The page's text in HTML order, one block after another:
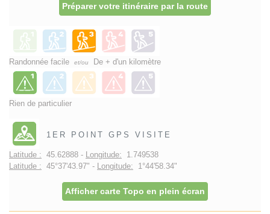
Préparer votre itinéraire par la route
Randonnée facile et/ou De + d'un kilomètre
Rien de particulier
1ER POINT GPS VISITE
Latitude : 45.62888 - Longitude: 1.749538
Latitude : 45°37'43.97" - Longitude: 1°44'58.34"
Afficher carte Topo en plein écran